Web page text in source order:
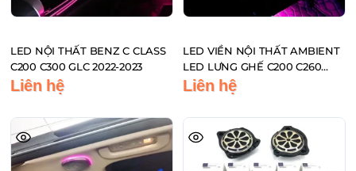
LED NỘI THẤT BENZ C CLASS
C200 C300 GLC 2022-2023
Liên hệ
LED VIỀN NỘI THẤT AMBIENT
LED LƯNG GHẾ C200 C260
C300 2022 2023 MỚI NHẤT 2026
Liên hệ